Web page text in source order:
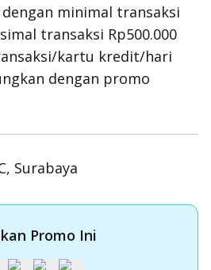
minimal transaksi
transaksi Rp500.000
kartu kredit/hari
dengan promo
Surabaya
Promo Ini